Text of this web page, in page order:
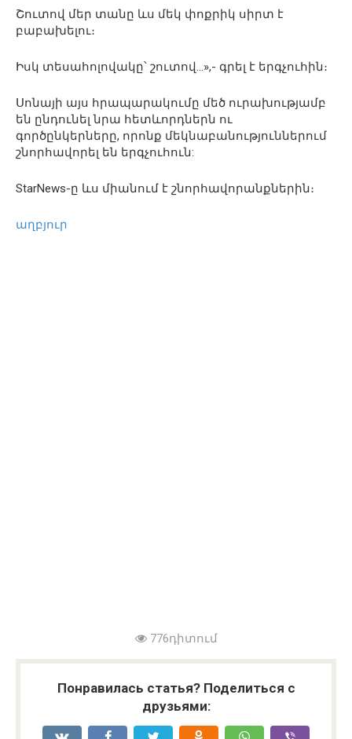
Շուտով մեր տանը ևս մեկ փոքրիկ սիրտ է
բաբախելու։
Իսկ տեսահոլովակը՝ շուտով…»,- գրել է երգչուհին։
Սոնայի այս հրապարակումը մեծ ուրախությամբ
են ընդունել նրա հետևորդներն ու
գործընկերները, որոնք մեկնաբանություններում
շնորհավորել են երգչուհուն:
StarNews-ը ևս միանում է շնորհավորանքներին։
աղբյուր
776դիտում
Понравилась статья? Поделиться с
друзьями: